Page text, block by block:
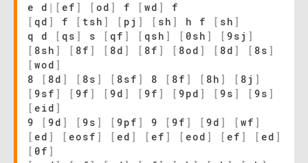
e d | [ ef ] [ od ] f [ wd ]
f
[ qd ] f [ tsh ] [ pj ] [ sh ] h f [ sh ]
q d
[ qs ] s [ qf ] [ qsh ] [ 0sh ] [ 9sj ]
[ 8sh ] [ 8f ] [ 8d ] [ 8f ] [ 8od ] [ 8d ] [ 8s ]
[ wod ]
8
[ 8d ] [ 8s ] [ 8sf ] 8 [ 8f ] [ 8h ] [ 8j ]
[ 9sf ] [ 9f ] [ 9d ] [ 9f ] [ 9pd ] [ 9s ] [ 9s ]
[ eid ]
9
[ 9d ] [ 9s ] [ 9pf ] 9 [ 9f ] [ 9d ] [ wf ]
[ ed ] [ eosf ] [ ed ] [ ef ] [ eod ] [ ef ] [ ed ]
[ 0f ]